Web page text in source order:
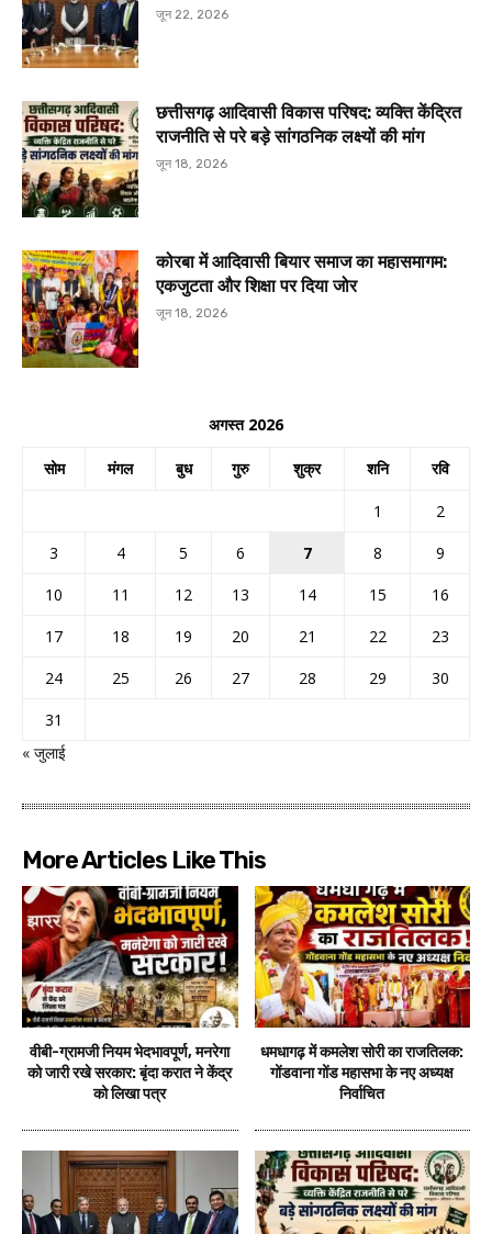
जून 22, 2026
छत्तीसगढ़ आदिवासी विकास परिषद: व्यक्ति केंद्रित
राजनीति से परे बड़े सांगठनिक लक्ष्यों की मांग
जून 18, 2026
कोरबा में आदिवासी बियार समाज का महासमागम:
एकजुटता और शिक्षा पर दिया जोर
जून 18, 2026
अगस्त 2026
सोम मंगल बुध गुरु शुक्र शनि रवि
1
2
3
4 5 6 7 8
9
10
11 12 13 14 15
16
17
18 19 20 21 22
23
24
25 26 27 28 29
30
31
« जुलाई
More Articles Like This
वीबी-ग्रामजी नियम भेदभावपूर्ण, मनरेगा
को जारी रखे सरकार: बृंदा करात ने केंद्र
को लिखा पत्र
धमधागढ़ में कमलेश सोरी का राजतिलक:
गोंडवाना गोंड महासभा के नए अध्यक्ष
निर्वाचित